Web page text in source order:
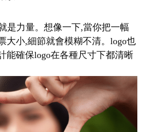
是力量。想像一下,當你把一幅
大小,細節就會模糊不清。logo也
能確保logo在各種尺寸下都清晰